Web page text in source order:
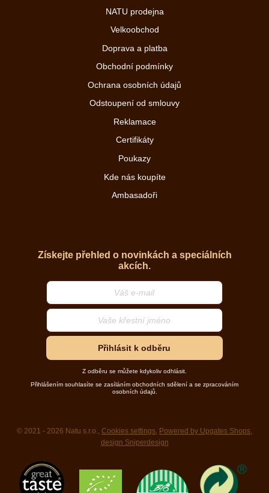
NATU prodejna
Velkoobchod
Doprava a platba
Obchodní podmínky
Ochrana osobních údajů
Odstoupení od smlouvy
Reklamace
Certifikáty
Poukazy
Kde nás koupíte
Ambasadoři
Získejte přehled o novinkách a speciálních
akcích.
Přihlásit k odběru
Z odběru se můžete kdykoliv odhlásit.
Přihlášením souhlasíte se zasíláním obchodních sdělení a se zpracováním
osobních údajů.
© 2021 - 2026 Natu s.r.o., Cookies settings, Powered by Upgates Shops,
design Sniperdesign